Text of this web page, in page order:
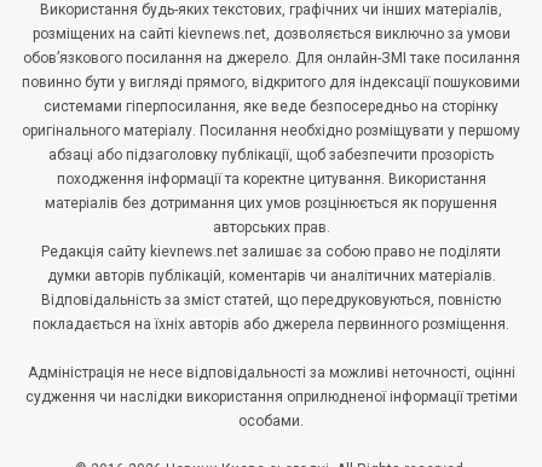
Використання будь-яких текстових, графічних чи інших матеріалів,
розміщених на сайті kievnews.net, дозволяється виключно за умови
обов’язкового посилання на джерело. Для онлайн-ЗМІ таке посилання
повинно бути у вигляді прямого, відкритого для індексації пошуковими
системами гіперпосилання, яке веде безпосередньо на сторінку
оригінального матеріалу. Посилання необхідно розміщувати у першому
абзаці або підзаголовку публікації, щоб забезпечити прозорість
походження інформації та коректне цитування. Використання
матеріалів без дотримання цих умов розцінюється як порушення
авторських прав.
Редакція сайту kievnews.net залишає за собою право не поділяти
думки авторів публікацій, коментарів чи аналітичних матеріалів.
Відповідальність за зміст статей, що передруковуються, повністю
покладається на їхніх авторів або джерела первинного розміщення.
Адміністрація не несе відповідальності за можливі неточності, оцінні
судження чи наслідки використання оприлюдненої інформації третіми
особами.